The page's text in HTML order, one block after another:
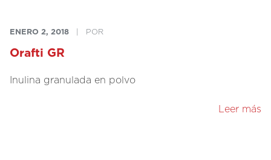
ENERO 2, 2018 POR
Orafti GR
Inulina granulada en polvo
Leer más